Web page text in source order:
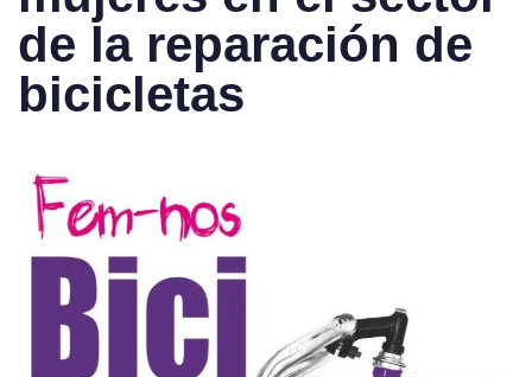
de la reparación de
bicicletas